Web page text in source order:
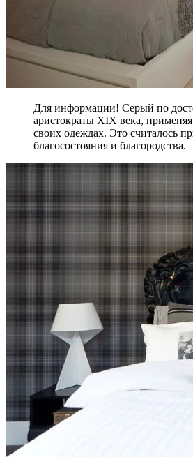
Для информации! Серый по
аристократы XIX века, применяя
своих одеждах. Это считалось
благосостояния и благородства.